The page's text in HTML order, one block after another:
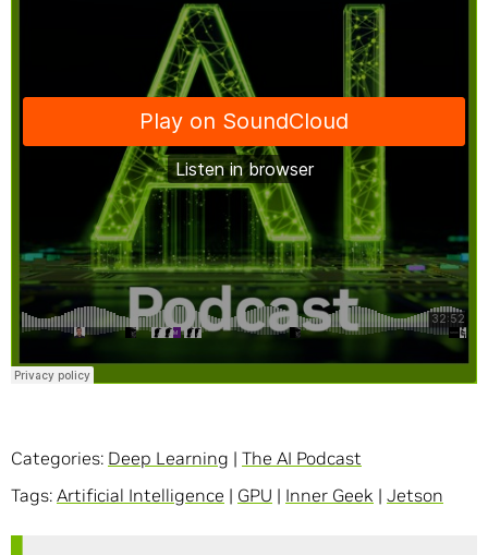
Categories: Deep Learning | The AI Podcast
Tags: Artificial Intelligence | GPU | Inner Geek | Jetson